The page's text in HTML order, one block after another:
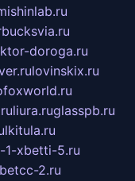
doroga.ru
lovinskix.ru
liura.ruglasspb.ru
1-xbetti-5.ru
2.ru